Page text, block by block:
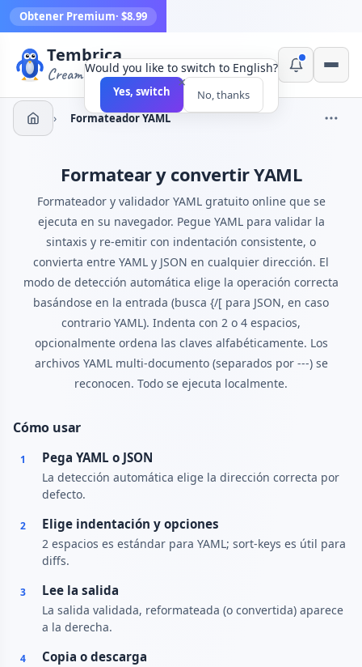
Obtener Premium· $8.99
Tembrica
Creamos herramientas
› Formateador YAML
Formatear y convertir YAML
Formateador y validador YAML gratuito online que se
ejecuta en su navegador. Pegue YAML para validar la
sintaxis y re-emitir con indentación consistente, o
convierta entre YAML y JSON en cualquier dirección. El
modo de detección automática elige la operación correcta
basándose en la entrada (busca {/[ para JSON, en caso
contrario YAML). Indenta con 2 o 4 espacios,
opcionalmente ordena las claves alfabéticamente. Los
archivos YAML multi-documento (separados por ---) se
reconocen. Todo se ejecuta localmente.
Cómo usar
1 Pega YAML o JSON
La detección automática elige la dirección correcta por
defecto.
2 Elige indentación y opciones
2 espacios es estándar para YAML; sort-keys es útil para
diffs.
3 Lee la salida
La salida validada, reformateada (o convertida) aparece
a la derecha.
4 Copia o descarga
×
Would you like to switch to English?
Yes, switch No, thanks